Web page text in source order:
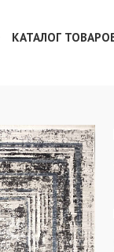
КАТАЛОГ